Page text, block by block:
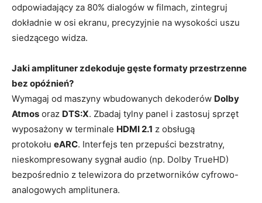
odpowiadający za 80% dialogów w filmach, zintegruj
dokładnie w osi ekranu, precyzyjnie na wysokości uszu
siedzącego widza.
Jaki amplituner zdekoduje gęste formaty przestrzenne
bez opóźnień?
Wymagaj od maszyny wbudowanych dekoderów Dolby
Atmos oraz DTS:X. Zbadaj tylny panel i zastosuj sprzęt
wyposażony w terminale HDMI 2.1 z obsługą
protokołu eARC. Interfejs ten przepuści bezstratny,
nieskompresowany sygnał audio (np. Dolby TrueHD)
bezpośrednio z telewizora do przetworników cyfrowo-
analogowych amplitunera.